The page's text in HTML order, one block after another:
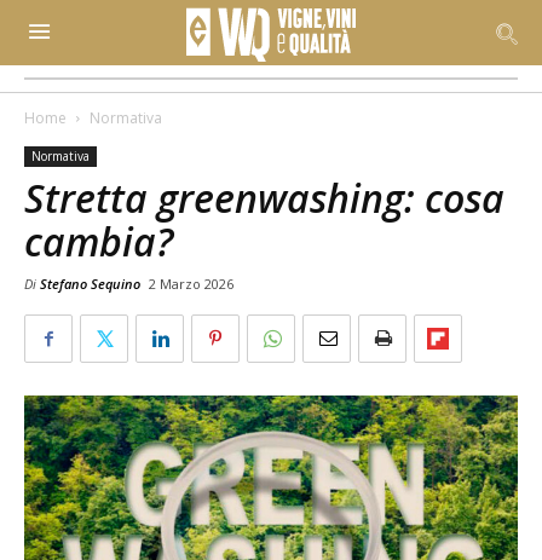
Home Normativa
Normativa
Stretta greenwashing: cosa
cambia?
Di Stefano Sequino 2 Marzo 2026